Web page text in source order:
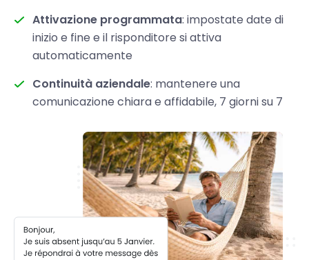
Attivazione programmata: impostate date di
inizio e fine e il risponditore si attiva
automaticamente
Continuità aziendale: mantenere una
comunicazione chiara e affidabile, 7 giorni su 7